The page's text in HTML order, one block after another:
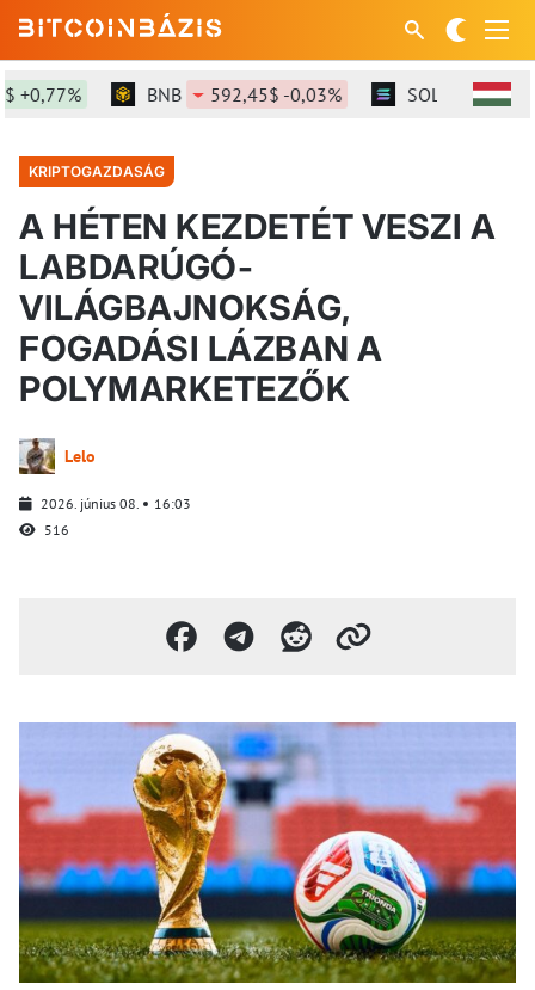
BNB 592,45$ -0,03% SOL 74,16$
KRIPTOGAZDASÁG
A HÉTEN KEZDETÉT VESZI A
LABDARÚGÓ-
VILÁGBAJNOKSÁG,
FOGADÁSI LÁZBAN A
POLYMARKETEZŐK
Lelo
2026. június 08.
16:03
516